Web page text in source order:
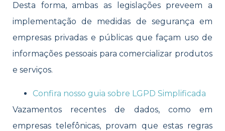
Desta forma, ambas as legislações preveem a
implementação de medidas de segurança em
empresas privadas e públicas que façam uso de
informações pessoais para comercializar produtos
e serviços.
Confira nosso guia sobre LGPD Simplificada
Vazamentos recentes de dados, como em
empresas telefônicas, provam que estas regras